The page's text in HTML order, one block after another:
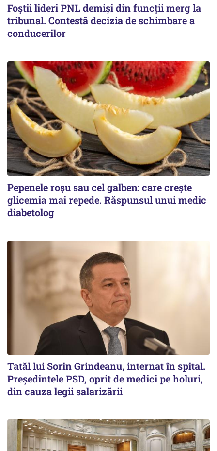
Foștii lideri PNL demiși din funcții merg la
tribunal. Contestă decizia de schimbare a
conducerilor
Pepenele roșu sau cel galben: care crește
glicemia mai repede. Răspunsul unui medic
diabetolog
Tatăl lui Sorin Grindeanu, internat în spital.
Preşedintele PSD, oprit de medici pe holuri,
din cauza legii salarizării